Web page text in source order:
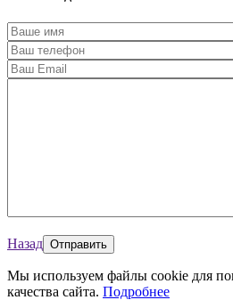
Назад
Мы используем файлы cookie для
качества сайта. Подробнее